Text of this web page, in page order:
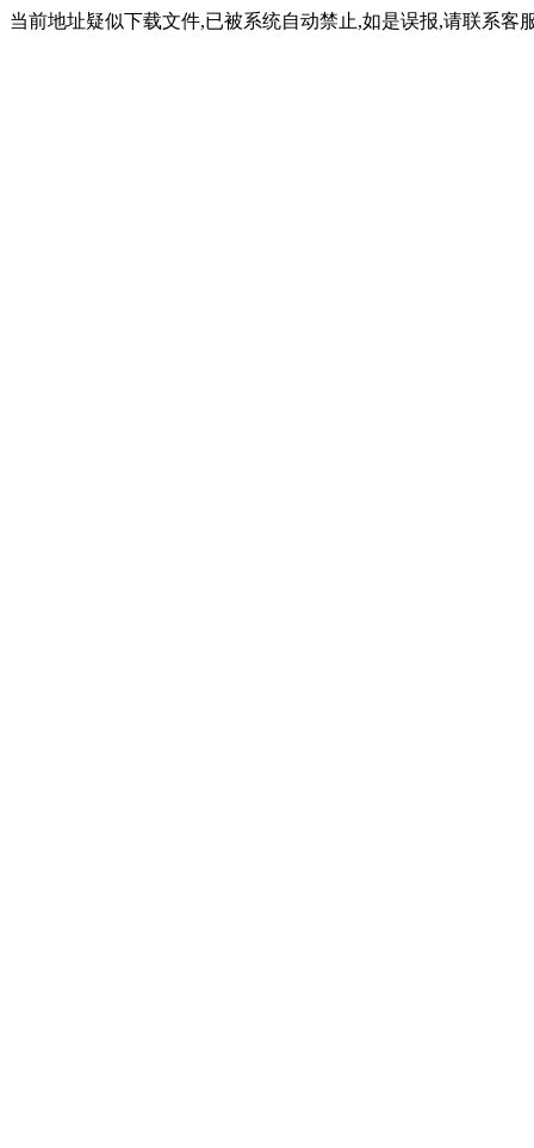
当前地址疑似下载文件,已被系统自动禁止,如是误报,请联系客